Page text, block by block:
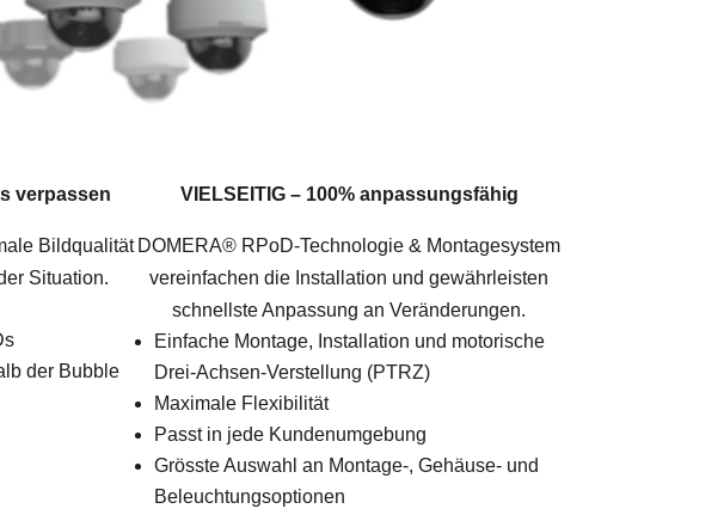
verpassen
Bildqualität
Situation.
der Bubble
VIELSEITIG – 100% anpassungsfähig
DOMERA® RPoD-Technologie & Montagesystem
vereinfachen die Installation und gewährleisten
schnellste Anpassung an Veränderungen.
Einfache Montage, Installation und motorische
Drei-Achsen-Verstellung (PTRZ)
Maximale Flexibilität
Passt in jede Kundenumgebung
Grösste Auswahl an Montage-, Gehäuse- und
Beleuchtungsoptionen